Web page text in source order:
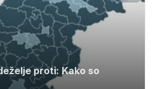
proti: Kako so